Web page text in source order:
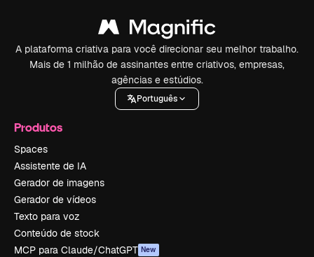
A plataforma criativa para você direcionar seu melhor trabalho.
Mais de 1 milhão de assinantes entre criativos, empresas,
agências e estúdios.
Português
Produtos
Spaces
Assistente de IA
Gerador de imagens
Gerador de vídeos
Texto para voz
Conteúdo de stock
MCP para Claude/ChatGPT New